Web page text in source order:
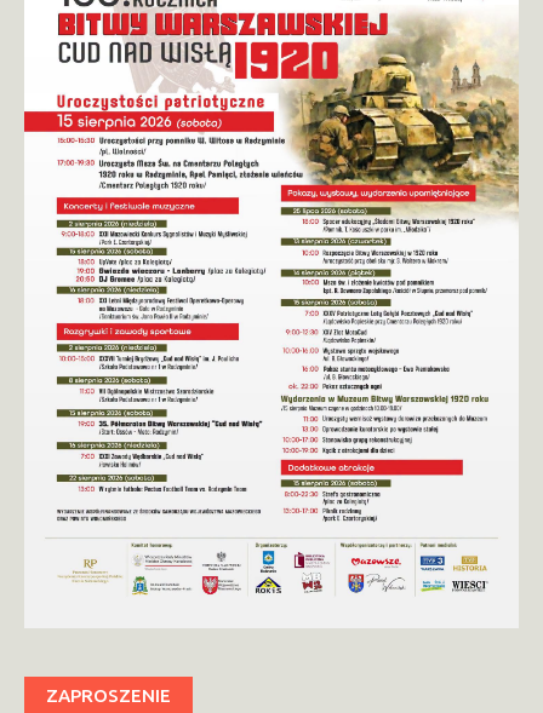
ZAPROSZENIE